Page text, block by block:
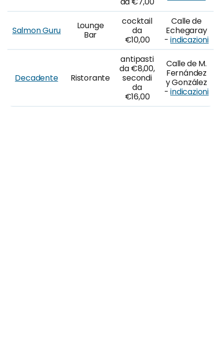
Salmon Guru
Lounge
Bar
cocktail
da
€10,00
Calle de
Echegaray
-indicazioni
Decadente Ristorante
antipasti
da €8,00,
secondi
da
€16,00
Calle de M.
Fernández
y González
-indicazioni